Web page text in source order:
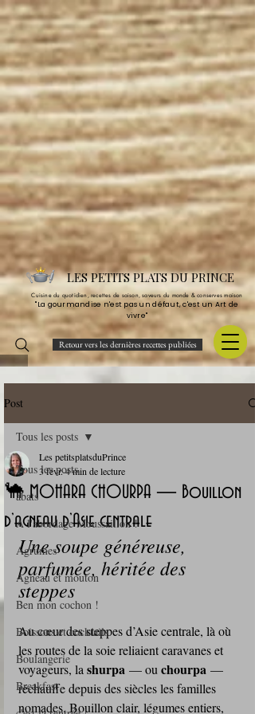
LES PETITS PLATS DU PRINCE
Cuisine du quotidien, recettes de saison, saveurs du monde & conserves maison
"La gourmandise n'est pas un défaut, c'est un Art de
vivre"
Retour vers les dernières recettes publiées
Post
Tous les posts
abats
A l'abordage Moussaillon !
Agrumes
Agneau et mouton
Ben mon cochon !
Boissons et cocktails
Boulangerie
Breakfast
Tous les posts
🐪 MOHARA CHOURPA — Bouillon
d’agneau d’Asie centrale
Les petitsplatsduPrince
3 févr.4 min de lecture
Une soupe généreuse,
parfumée, héritée des
steppes
Au cœur des steppes d’Asie centrale, là où
les routes de la soie reliaient caravanes et
voyageurs, la shurpa — ou chourpa —
réchauffe depuis des siècles les familles
nomades. Bouillon clair, légumes entiers,